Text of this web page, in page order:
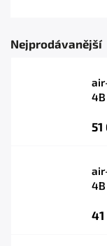
Nejprodávanější
51